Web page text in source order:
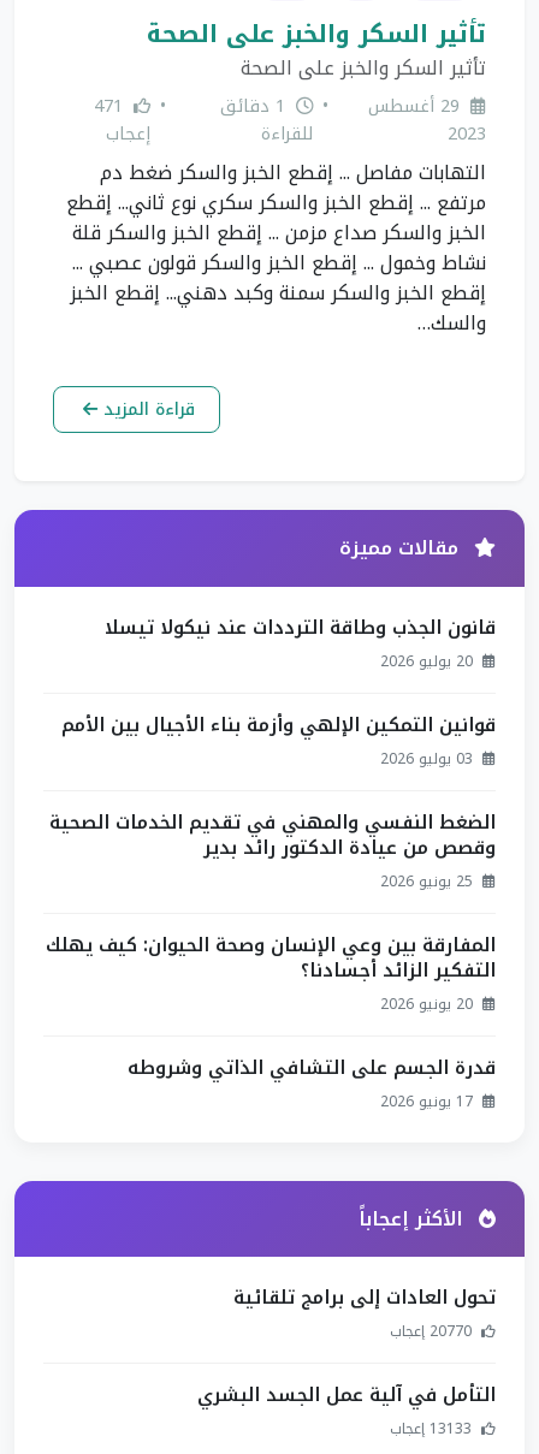
تأثير السكر والخبز على الصحة
تأثير السكر والخبز على الصحة
29 أغسطس
2023
•
1 دقائق
للقراءة
•
471
إعجاب
التهابات مفاصل ... إقطع الخبز والسكر ضغط دم
مرتفع ... إقطع الخبز والسكر سكري نوع ثاني... إقطع
الخبز والسكر صداع مزمن ... إقطع الخبز والسكر قلة
نشاط وخمول ... إقطع الخبز والسكر قولون عصبي ...
إقطع الخبز والسكر سمنة وكبد دهني... إقطع الخبز
والسك…
قراءة المزيد
مقالات مميزة
قانون الجذب وطاقة الترددات عند نيكولا تيسلا
قوانين التمكين الإلهي وأزمة بناء الأجيال بين الأمم
الضغط النفسي والمهني في تقديم الخدمات الصحية
وقصص من عيادة الدكتور رائد بدير
المفارقة بين وعي الإنسان وصحة الحيوان: كيف يهلك
التفكير الزائد أجسادنا؟
قدرة الجسم على التشافي الذاتي وشروطه
الأكثر إعجاباً
تحول العادات إلى برامج تلقائية
التأمل في آلية عمل الجسد البشري